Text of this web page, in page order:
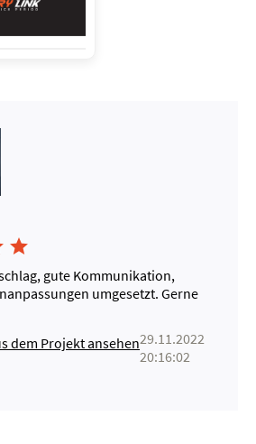

gute Kommunikation,
umgesetzt. Gerne
dem Projekt ansehen29.11.2022
20:16:02